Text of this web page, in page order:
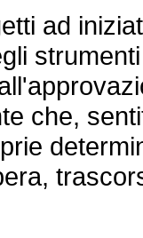
ad
che,